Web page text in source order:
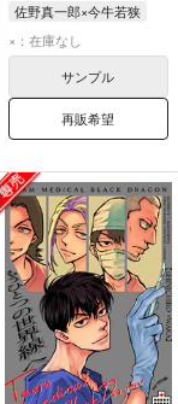
佐野真一郎×今牛若狭
佐野真一郎
×：在庫なし
サンプル
再販希望